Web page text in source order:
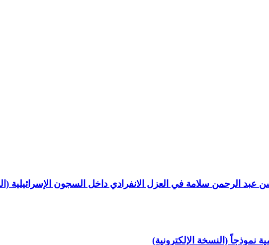
الرحمن سلامة في العزل الانفرادي داخل السجون الإسرائيلية
نموذجاً (النسخة الإلكترونية)